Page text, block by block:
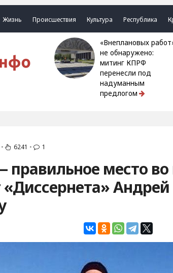
Жизнь Происшествия Культура Республика
«Внеплановых работ»
не обнаружено:
митинг КПРФ
перенесли под
надуманным
предлогом
• 6241 • 1
правильное место